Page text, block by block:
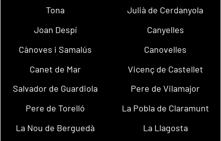
Tona
Julià de Cerdanyola
Joan Despí
Canyelles
Cànoves i Samalús
Canovelles
Canet de Mar
Vicenç de Castellet
Salvador de Guardiola
Pere de Vilamajor
Pere de Torelló
La Pobla de Claramunt
La Nou de Berguedà
La Llagosta